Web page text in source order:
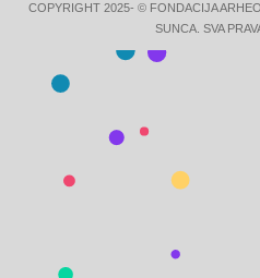
COPYRIGHT 2025- © FONDACIJA
SUNCA. SVA